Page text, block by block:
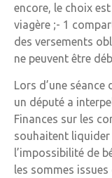
encore, le choix
viagère ;- 1
des versements
ne peuvent être
Lors d’une séance
un député a
Finances sur les
souhaitent liquider
l’impossibilité de
les sommes